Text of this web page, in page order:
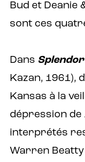
Bud et Deanie
sont ces
Dans
Kazan, 1961),
Kansas à la
dépression de
interprétés
Warren